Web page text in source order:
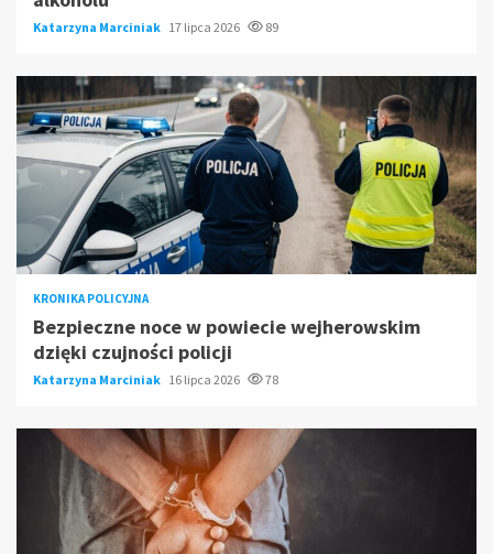
Katarzyna Marciniak 17 lipca 2026 89
KRONIKA POLICYJNA
Bezpieczne noce w powiecie wejherowskim
dzięki czujności policji
Katarzyna Marciniak 16 lipca 2026 78